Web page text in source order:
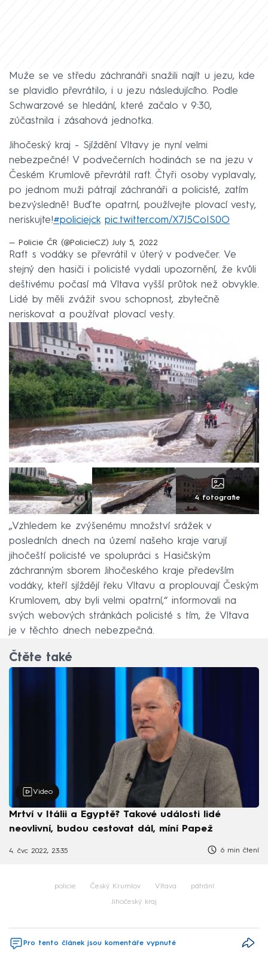
Muže se ve středu záchranáři snažili najít u jezu, kde
se plavidlo převrátilo, i u jezu následujícího. Podle
Schwarzové se hledání, které začalo v 9:30,
zúčastnila i zásahová jednotka.
Jihočeský kraj - Sjíždění Vltavy je nyní velmi
nebezpečné! V podvečerních hodinách se na jezu v
Českém Krumlově převrátil raft. Čtyři osoby vyplavaly,
po jednom muži pátrají záchranáři a policisté, zatím
bezvýsledně! Buďte opatrní, používejte plovací vesty,
neriskujte!#policiejck pic.twitter.com/X7J5CoIS0O
— Policie ČR (@PolicieCZ) July 5, 2022
Raft s vodáky se převrátil v úterý v podvečer. Ve
stejný den hasiči i policisté vydali upozornění, že kvůli
deštivému počasí má Vltava vyšší průtok než obvykle.
Lidé by měli zvážit svou schopnost, zbytečně
neriskovat a používat plovací vesty.
4 fotografie
„Vzhledem ke zvýšenému množství srážek v
posledních dnech na území našeho kraje varují
jihočeští policisté ve spolupráci s Hasičským
záchranným sborem Jihočeského kraje především
vodáky, kteří sjíždějí řeku Vltavu a proplouvají Českým
Krumlovem, aby byli velmi opatrní,“ informovali na
svých webových stránkách policisté s tím, že Vltava
je v těchto dnech nebezpečná.
Čtěte také
Video
Mrtví v Itálii a Egyptě? Takové události lidé
neovlivní, budou cestovat dál, míní Papež
4. čvc 2022, 23:35 6 min čtení
policie Český Krumlov Vltava pátrání
Jihočeský kraj
Pro tento článek jsou komentáře vypnuté